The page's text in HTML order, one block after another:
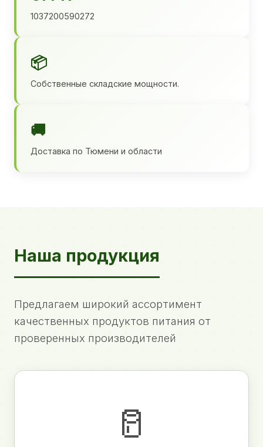
1037200590272
📦
Собственные складские мощности.
🚚
Доставка по Тюмени и области
Наша продукция
Предлагаем широкий ассортимент
качественных продуктов питания от
проверенных производителей
🥛